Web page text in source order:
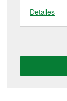
Detalles